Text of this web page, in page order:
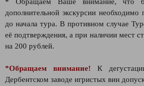
дополнительной экскурсии необходимо
до начала тура. В противном случае
её подтверждения, а при наличии мест
на 200 рублей.
*Обращаем внимание! К
Дербентском заводе игристых вин